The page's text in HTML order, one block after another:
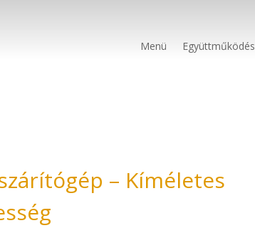
Menü Együttműködés
– Kíméletes